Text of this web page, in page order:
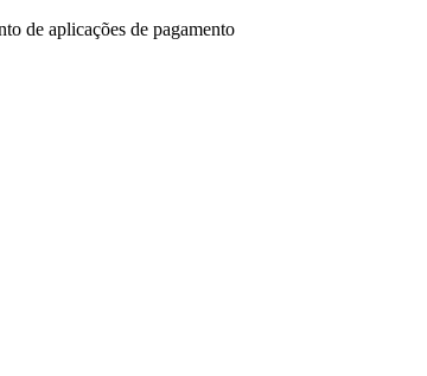
de aplicações de pagamento